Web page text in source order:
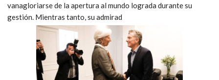
vanagloriarse de la apertura al mundo lograda durante su
gestión. Mientras tanto, su admirad